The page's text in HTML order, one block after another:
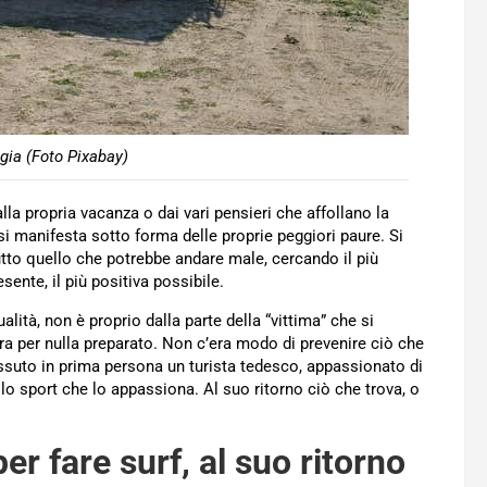
(Foto Pixabay)
propria vacanza o dai vari pensieri che affollano la
manifesta sotto forma delle proprie peggiori paure. Si
quello che potrebbe andare male, cercando il più
il più positiva possibile.
non è proprio dalla parte della “vittima” che si
per nulla preparato. Non c’era modo di prevenire ciò che
in prima persona un turista tedesco, appassionato di
sport che lo appassiona. Al suo ritorno ciò che trova, o
fare surf, al suo ritorno